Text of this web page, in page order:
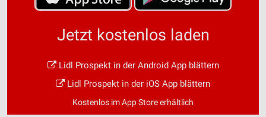
Jetzt kostenlos laden
Lidl Prospekt in der Android App blättern
Lidl Prospekt in der iOS App blättern
Kostenlos im App Store erhältlich